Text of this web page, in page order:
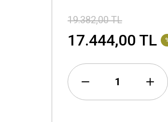
19.382,00 TL
17.444,00 TL